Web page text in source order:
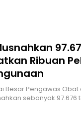
Ribuan
Besar Pengawas
sebanyak